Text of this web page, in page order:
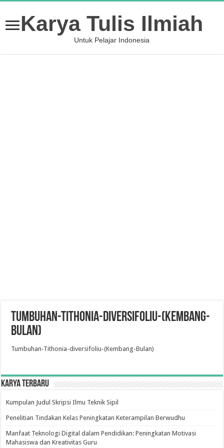
Karya Tulis Ilmiah
Untuk Pelajar Indonesia
Tumbuhan-Tithonia-diversifoliu-(Kembang-
Bulan)
Tumbuhan-Tithonia-diversifoliu-(Kembang-Bulan)
Karya Terbaru
Kumpulan Judul Skripsi Ilmu Teknik Sipil
Penelitian Tindakan Kelas Peningkatan Keterampilan Berwudhu
Manfaat Teknologi Digital dalam Pendidikan: Peningkatan Motivasi
Mahasiswa dan Kreativitas Guru